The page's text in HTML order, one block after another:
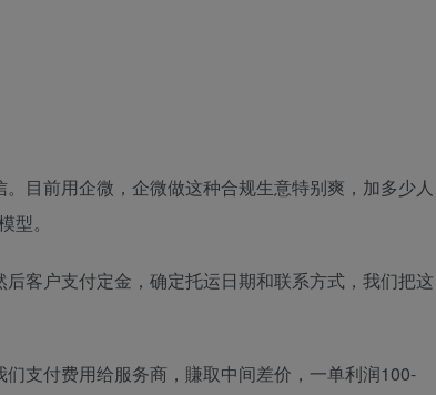
目前用企微，企微做这种合规生意特别爽，加多少人
。
客户支付定金，确定托运日期和联系方式，我们把这
支付费用给服务商，賺取中间差价，一单利润100-